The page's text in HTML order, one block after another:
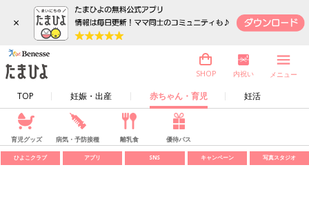
×
TOP 妊娠・出産 赤ちゃん・育児 妊活
SHOP 内祝い メニュー
育児グッズ 病気・予防接種 離乳食 優待パス
ひよこクラブ アプリ SNS キャンペーン 写真スタジオ